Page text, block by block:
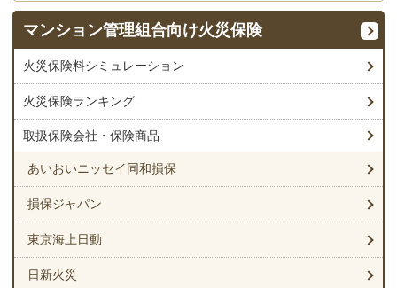
マンション管理組合向け火災保険
火災保険料シミュレーション
火災保険ランキング
取扱保険会社・保険商品
あいおいニッセイ同和損保
損保ジャパン
東京海上日動
日新火災